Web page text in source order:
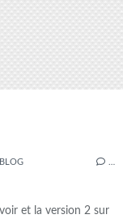
et la version 2 sur